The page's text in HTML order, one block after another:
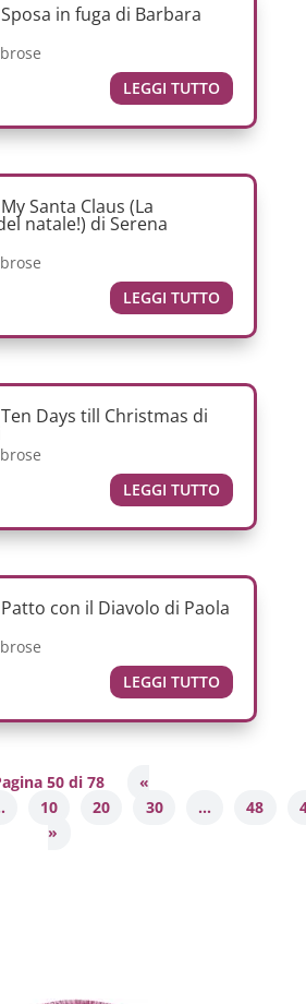
in fuga di Barbara
LEGGI TUTTO
Santa Claus (La
natale!) di Serena
LEGGI TUTTO
Days till Christmas di
LEGGI TUTTO
con il Diavolo di Paola
LEGGI TUTTO
50 di 78
«
10 20 30 ... 48
»